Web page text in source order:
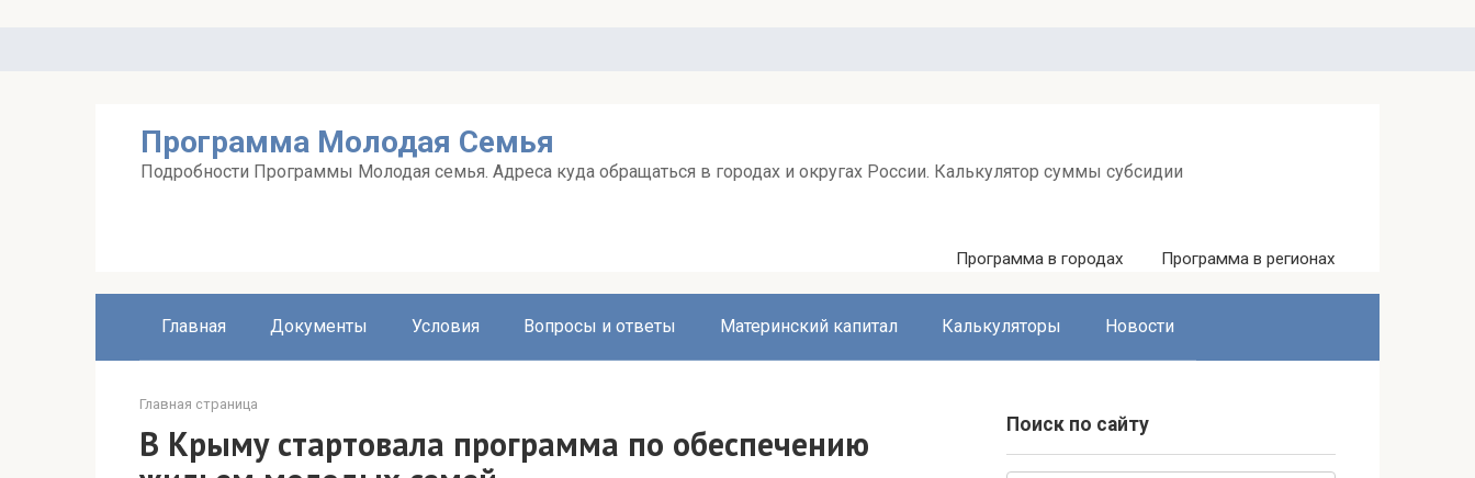
Программа Молодая Семья
Подробности Программы Молодая семья. Адреса куда обращаться в городах и округах России. Калькулятор суммы субсидии
Программа в городах Программа в регионах
Главная Документы Условия Вопросы и ответы Материнский капитал Калькуляторы Новости
Главная страница
В Крыму стартовала программа по обеспечению
Поиск по сайту